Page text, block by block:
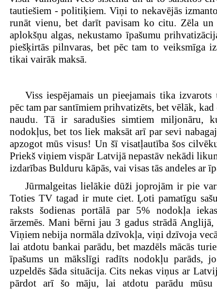
tautiešiem - politiķiem. Viņi to nekavējās
runāt vienu, bet darīt pavisam ko citu. Zēla un
aplokšņu algas, nekustamo īpašumu
piešķirtās pilnvaras, bet pēc tam to veiksmīga
tikai vairāk maksā.
Viss iespējamais un pieejamais tika izvarots
pēc tam par santīmiem prihvatizēts, bet vēlāk, kad
naudu. Tā ir saradušies simtiem miljonāru,
nodokļus, bet tos liek maksāt arī par sevi
apzogot mūs visus! Un šī visatļautība šos
Priekš viņiem vispār Latvijā nepastāv nekādi
izdarības Bulduru kāpās, vai visas tās andeles ar
Jūrmalgeitas lielākie dūži joprojām ir pie
Toties TV tagad ir mute ciet. Ļoti pamatīgu
raksts šodienas portālā par 5% nodokļa
ārzemēs. Mani bērni jau 3 gadus strādā
Viņiem nebija normāla dzīvokļa, viņi dzīvoja
lai atdotu bankai parādu, bet mazdēls mācās
īpašums un mākslīgi radīts nodokļu parāds,
uzpeldēs šāda situācija. Cits nekas viņus ar
pārdot arī šo māju, lai atdotu parādu